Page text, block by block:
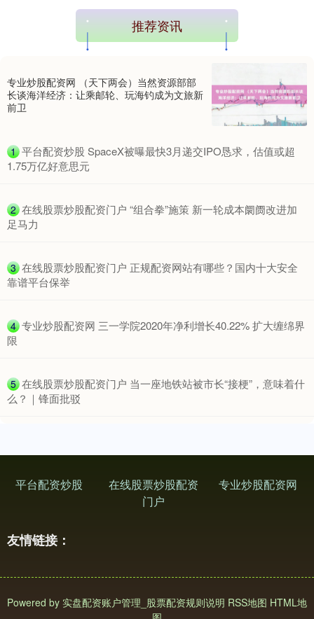
期指IC0 7877.80 +164.40 +2.13%
深证成指 14311.01 +200.89 +1.42%
沪深300 4694.44 +43.13 +0.93%
推荐资讯
专业炒股配资网 （天下两会）当然资源部部
长谈海洋经济：让乘邮轮、玩海钓成为文旅新
前卫
1 ​平台配资炒股 SpaceX被曝最快3月递交IPO恳求，估值或超
1.75万亿好意思元
2 ​在线股票炒股配资门户 “组合拳”施策 新一轮成本阛阓改进加
足马力
3 ​在线股票炒股配资门户 正规配资网站有哪些？国内十大安全
靠谱平台保举
4 ​专业炒股配资网 三一学院2020年净利增长40.22% 扩大缠绵界
限
5 ​在线股票炒股配资门户 当一座地铁站被市长“接梗”，意味着什
么？｜锋面批驳
平台配资炒股
在线股票炒股配资
门户
专业炒股配资网
友情链接：
Powered by 实盘配资账户管理_股票配资规则说明 RSS地图 HTML地